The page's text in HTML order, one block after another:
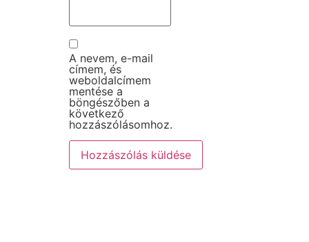
A nevem, e-mail
címem, és
weboldalcímem
mentése a
böngészőben a
következő
hozzászólásomhoz.